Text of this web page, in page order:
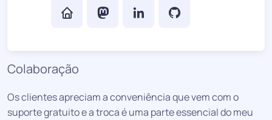
Colaboração
Os clientes apreciam a conveniência que vem com o
suporte gratuito e a troca é uma parte essencial do meu